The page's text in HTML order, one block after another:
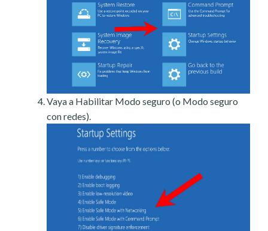
Vaya a Habilitar Modo seguro (o Modo seguro
con redes).